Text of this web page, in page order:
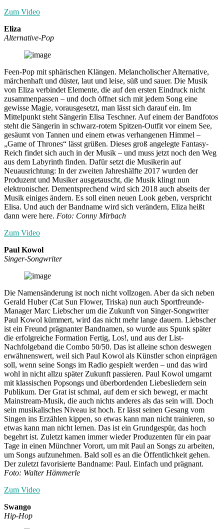
Zum Video
Eliza
Alternative-Pop
Feen-Pop mit sphärischen Klängen. Melancholischer Alternative,
märchenhaft und düster, laut und leise, süß und sauer. Die Musik
von Eliza verbindet Elemente, die auf den ersten Eindruck nicht
zusammenpassen – und doch öffnet sich mit jedem Song eine
gewisse Magie, vorausgesetzt, man lässt sich darauf ein. Im
Mittelpunkt steht Sängerin Elisa Teschner. Auf einem der Bandfotos
steht die Sängerin in schwarz-rotem Spitzen-Outfit vor einem See,
gesäumt von Tannen und einem etwas verhangenen Himmel –
„Game of Thrones“ lässt grüßen. Dieses groß angelegte Fantasy-
Reich findet sich auch in der Musik – und muss jetzt noch den Weg
aus dem Labyrinth finden. Dafür setzt die Musikerin auf
Neuausrichtung: In der zweiten Jahreshälfte 2017 wurden der
Produzent und Musiker ausgetauscht, die Musik klingt nun
elektronischer. Dementsprechend wird sich 2018 auch abseits der
Musik einiges ändern. Es soll einen neuen Look geben, verspricht
Elisa. Und auch der Bandname wird sich verändern, Eliza heißt
dann were here. Foto: Conny Mirbach
Zum Video
Paul Kowol
Singer-Songwriter
Die Namensänderung ist noch nicht vollzogen. Aber da sich neben
Gerald Huber (Cat Sun Flower, Triska) nun auch Sportfreunde-
Manager Marc Liebscher um die Zukunft von Singer-Songwriter
Paul Kowol kümmert, wird das nicht mehr lange dauern. Liebscher
ist ein Freund prägnanter Bandnamen, so wurde aus Spunk später
die erfolgreiche Formation Fertig, Los!, und aus der List-
Nachfolgeband die Combo 50/50. Das ist alleine schon deswegen
erwähnenswert, weil sich Paul Kowol als Künstler schon einprägen
soll, wenn seine Songs im Radio gespielt werden – und das wird
wohl in nicht allzu später Zukunft passieren. Paul Kowol umgarnt
mit klassischen Popsongs und überbordenden Liebesliedern sein
Publikum. Der Grat ist schmal, auf dem er sich bewegt, er macht
Mainstream-Musik, die auch nichts anderes als das sein will. Doch
sein musikalisches Niveau ist hoch. Er lässt seinen Gesang vom
Singen ins Erzählen kippen, so etwas kann man nicht trainieren, so
etwas kann man nicht lernen. Das ist ein Grundgespür, das hoch
begehrt ist. Zuletzt kamen immer wieder Produzenten für ein paar
Tage in einen Münchner Vorort, um mit Paul an Songs zu arbeiten,
um Songs aufzunehmen. Bald soll es an die Öffentlichkeit gehen.
Der zuletzt favorisierte Bandname: Paul. Einfach und prägnant.
Foto: Walter Hämmerle
Zum Video
Swango
Hip-Hop